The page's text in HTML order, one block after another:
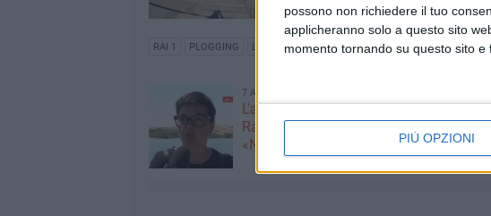
possono non richiedere il tuo
applicheranno solo a questo sito
momento tornando su questo sito e
PIÙ OPZIONI
RAI 1 PLOGGING LINEA VERDE LIFE
7 AGOSTO 2026
L'appello della moglie di Mino
Racanati alla ministra Roccella:
«Non dimenticatelo»